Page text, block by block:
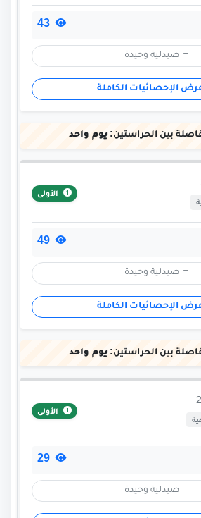
صيدلية وحيدة
الإحصائيات الكاملة
بين الحراستين: يوم واحد
الأولى
صيدلية وحيدة
الإحصائيات الكاملة
بين الحراستين: يوم واحد
الأولى
صيدلية وحيدة